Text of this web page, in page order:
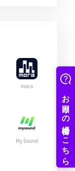
mora
My Sound